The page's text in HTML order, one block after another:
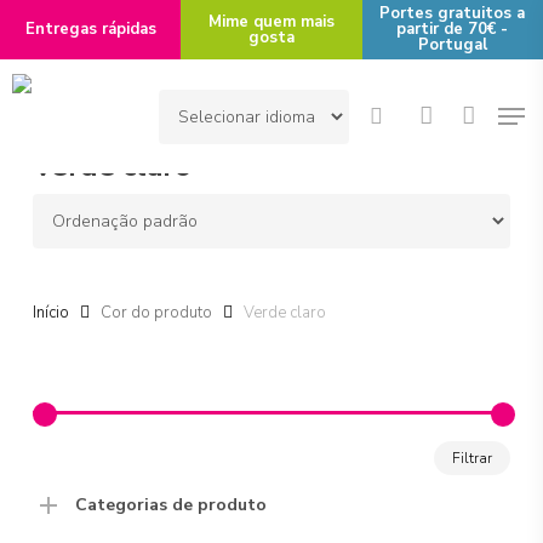
main
content
Entregas rápidas Mime quem mais
gosta
Portes gratuitos a
partir de 70€ -
Portugal
searchaccount
Verde claro
Início Cor do produto Verde claro
Filtrar
Categorias de produto